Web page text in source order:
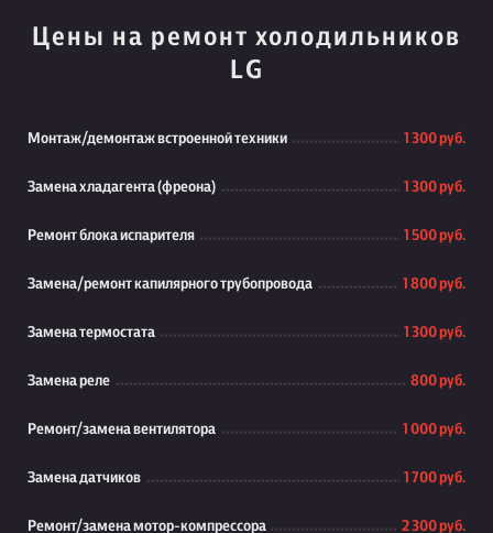
Цены на ремонт холодильников
LG
Монтаж/демонтаж встроенной техники 1 300 руб.
Замена хладагента (фреона) 1 300 руб.
Ремонт блока испарителя 1 500 руб.
Замена/ремонт капилярного трубопровода 1 800 руб.
Замена термостата 1 300 руб.
Замена реле 800 руб.
Ремонт/замена вентилятора 1 000 руб.
Замена датчиков 1 700 руб.
Ремонт/замена мотор-компрессора 2 300 руб.